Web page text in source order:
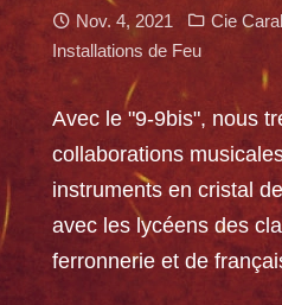
Nov. 4, 2021 Cie
Installations de Feu
Avec le "9-9bis", nous
collaborations
instruments en cristal
avec les lycéens des
ferronnerie et de